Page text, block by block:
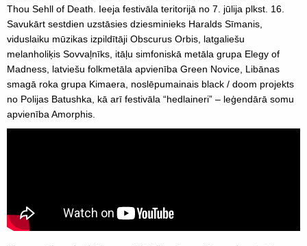
Thou Sehll of Death. Ieeja festivāla teritorijā no 7. jūlija plkst. 16.
Savukārt sestdien uzstāsies dziesminieks Haralds Sīmanis,
viduslaiku mūzikas izpildītāji Obscurus Orbis, latgaliešu
melanholiķis Sovvaļnīks, itāļu simfoniskā metāla grupa Elegy of
Madness, latviešu folkmetāla apvienība Green Novice, Libānas
smagā roka grupa Kimaera, noslēpumainais black / doom projekts
no Polijas Batushka, kā arī festivāla “hedlaineri” – leģendārā somu
apvienība Amorphis.